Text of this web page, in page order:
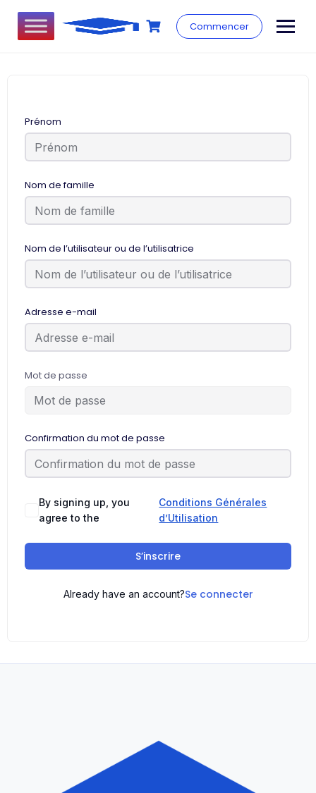
Commencer
Prénom
Nom de famille
Nom de l’utilisateur ou de l’utilisatrice
Adresse e-mail
Mot de passe
Confirmation du mot de passe
By signing up, you
agree to the
Conditions Générales
d’Utilisation
S’inscrire
Already have an account?Se connecter